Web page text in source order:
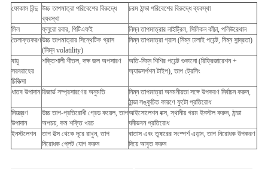
ফোকাস বিন্দু উচ্চ তাপমাত্রা পরিবেশের বিরুদ্ধে
ব্যবস্থা
চরম ঠান্ডা পরিবেশের বিরুদ্ধে ব্যবস্থা
সিল ফ্লুরো রবার, পিটিএফই
নিম্ন তাপমাত্রার নাইট্রিল, সিলিকন কাঁচা, পলিউরেথান
তৈলাক্তকরণউচ্চ তাপমাত্রার সিন্থেটিক গ্রাস
(নিম্ন volatility)
নিম্ন তাপমাত্রা গ্রাস (নিম্ন ঢালাই পয়েন্ট, নিম্ন সান্দ্রতা)
বায়ু
সরবরাহের
চিকিত্সা
শক্তিশালী শীতল, দক্ষ জল অপসারণ
অতি-নিম্ন শিশির পয়েন্ট শুকানো (রিফ্রিজারেশন +
অ্যাডসর্পশন টাইপ), তাপ ট্রেসিং
ধাতব উপাদান রিজার্ভ সম্প্রসারণের অনুমতি
নিম্ন তাপমাত্রা অনমনীয়তা সঙ্গে উপকরণ নির্বাচন করুন,
ঠান্ডা সঙ্কুচিত কারণে ফুটো প্রতিরোধ
নিয়ন্ত্রণ
উপাদান
উচ্চ তাপ-প্রতিরোধী গ্রেড কয়েল, তাপ
অপচয়, কম শক্তি খরচ
আইসোলেশন বক্স, স্থানীয় গরম ইনস্টল করুন, ঠান্ডা
ঘনীভবন প্রতিরোধ
ইনস্টলেশন
তাপ উত্স থেকে দূরে রাখুন, তাপ
নিরোধক প্লেট যোগ করুন
বাতাস এবং তুষারের সংস্পর্শ এড়ান, তাপ নিরোধক উপকরণ
দিয়ে আবৃত করুন